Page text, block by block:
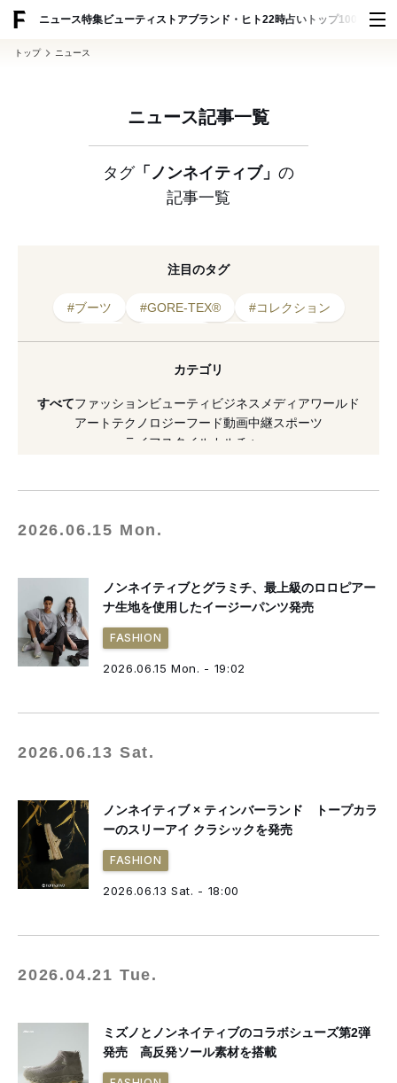
ニュース特集ビューティ ストアブランド・ヒト22時占い トップ100 スナッ
トップ ニュース
ニュース記事一覧
タグ「ノンネイティブ」 の
記事一覧
注目のタグ
#ブーツ #GORE-TEX®
#コレクション
#ノンネイティブ
#リカバリーサンダル
#2025年発売
#パンツ
カテゴリ
すべてファッションビューティ ビジネス メディアワールド
アート テクノロジーフード動画中継スポーツ
ライフスタイル
カルチャー
2026.06.15 Mon.
ノンネイティブとグラミチ、最上級のロロピアー
ナ生地を使用したイージーパンツ発売
FASHION
2026.06.15 Mon. - 19:02
2026.06.13 Sat.
ノンネイティブ × ティンバーランド トープカラ
ーのスリーアイ クラシックを発売
FASHION
2026.06.13 Sat. - 18:00
2026.04.21 Tue.
ミズノとノンネイティブのコラボシューズ第2弾
発売 高反発ソール素材を搭載